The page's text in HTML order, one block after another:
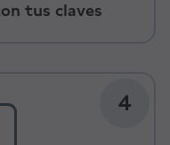
tus claves
4